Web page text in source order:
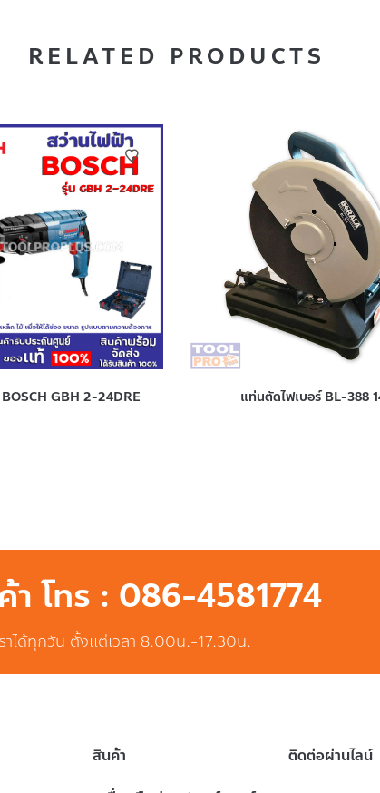
RELATED PRODUCTS
GBH 2-24DRE แท่นตัดไฟเบอร์ BL-388
โทร : 086-4581774
าได้ทุกวัน ตั้งแต่เวลา 8.00น.-17.30น.
สินค้า ติดต่อผ่านไลน์